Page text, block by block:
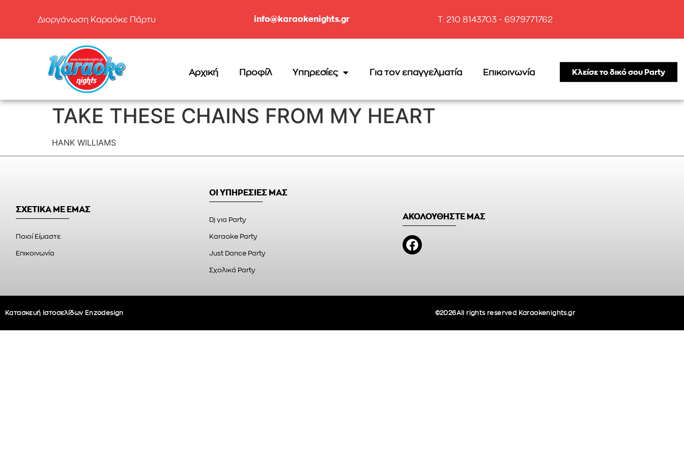
Διοργάνωση Καραόκε Πάρτυ info@karaokenights.gr T: 210 8143703 - 6979771762
Αρχική Προφίλ Υπηρεσίες Για τον επαγγελματία Επικοινωνία Κλείσε το δικό σου Party
TAKE THESE CHAINS FROM MY HEART
HANK WILLIAMS
ΣΧΕΤΙΚΑ ΜΕ ΕΜΑΣ
Ποιοί Είμαστε
Επικοινωνία
ΟΙ ΥΠΗΡΕΣΙΕΣ ΜΑΣ
Dj για Party
Karaoke Party
Just Dance Party
Σχολικά Party
ΑΚΟΛΟΥΘΗΣΤΕ ΜΑΣ
Κατασκευή Ιστοσελίδων Enzodesign ©2026All rights reserved Karaokenights.gr